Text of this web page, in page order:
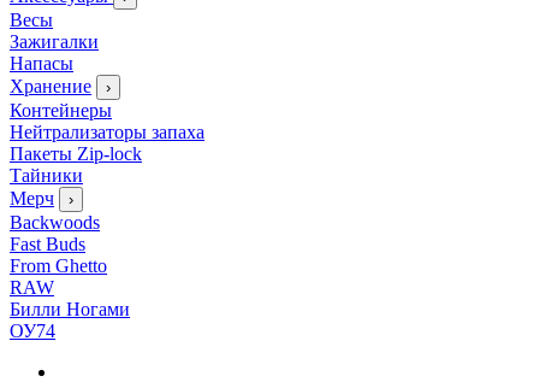
Весы
Зажигалки
Напасы
Хранение
›
Контейнеры
Нейтрализаторы запаха
Пакеты Zip-lock
Тайники
Мерч
›
Backwoods
Fast Buds
From Ghetto
RAW
Билли Ногами
ОУ74